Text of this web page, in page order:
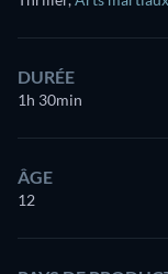
DURÉE
1h 30min
ÂGE
12